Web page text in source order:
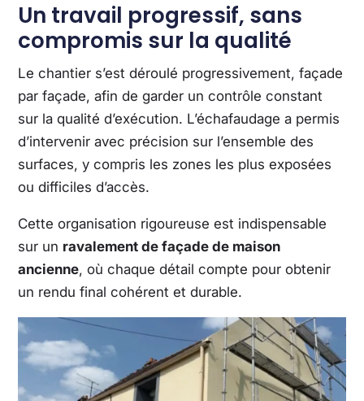
Un travail progressif, sans
compromis sur la qualité
Le chantier s’est déroulé progressivement, façade
par façade, afin de garder un contrôle constant
sur la qualité d’exécution. L’échafaudage a permis
d’intervenir avec précision sur l’ensemble des
surfaces, y compris les zones les plus exposées
ou difficiles d’accès.
Cette organisation rigoureuse est indispensable
sur un ravalement de façade de maison
ancienne, où chaque détail compte pour obtenir
un rendu final cohérent et durable.